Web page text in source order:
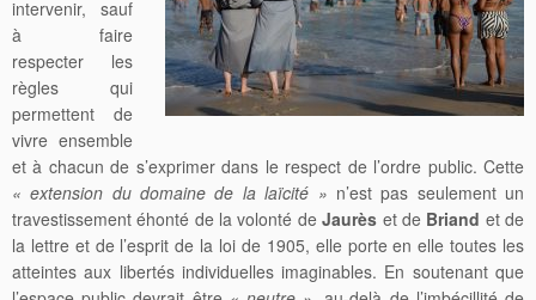
intervenir, sauf
à faire
respecter les
règles qui
permettent de
vivre ensemble
et à chacun de s’exprimer dans le respect de l’ordre public. Cette
« extension du domaine de la laïcité » n’est pas seulement un
travestissement éhonté de la volonté deJaurès et de Briand et de
la lettre et de l’esprit de la loi de 1905, elle porte en elle toutes les
atteintes aux libertés individuelles imaginables. En soutenant que